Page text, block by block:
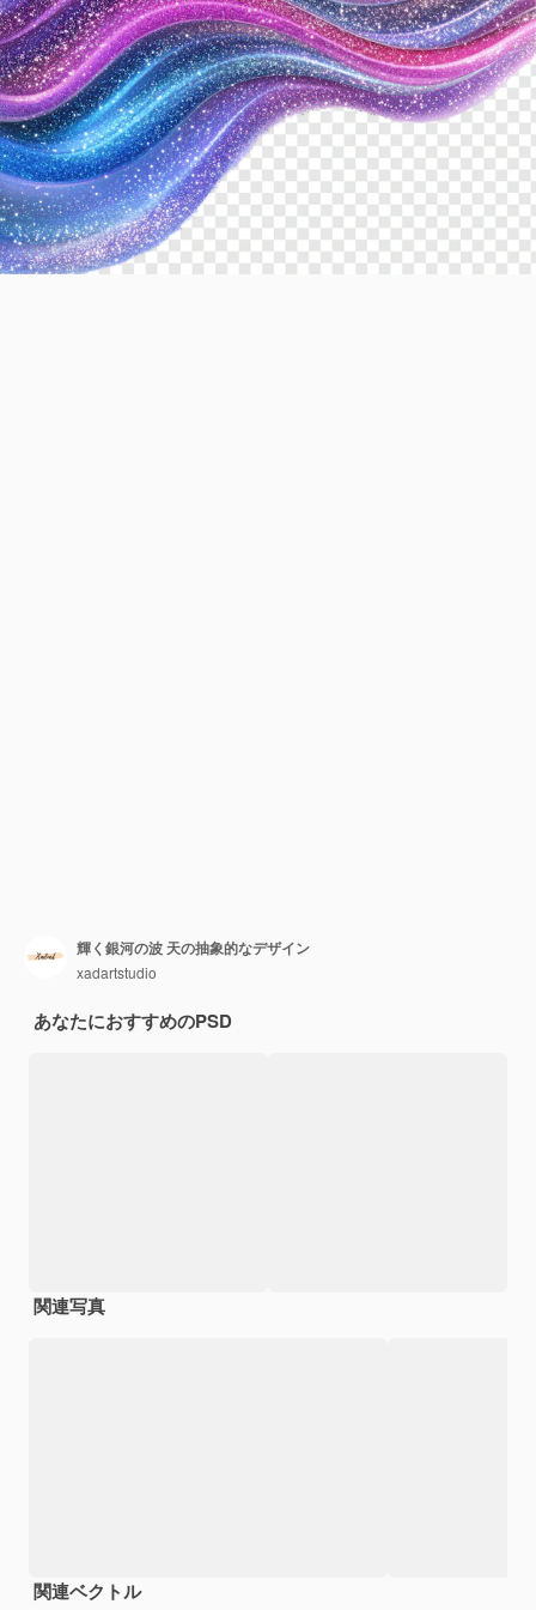
輝く銀河の波 天の抽象的なデザイン
xadartstudio
あなたにおすすめのPSD
関連写真
関連ベクトル